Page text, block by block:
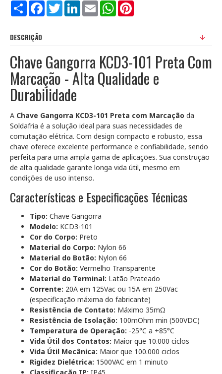
Compartilhar
FacebookTwitterLinkedInEmail WhatsApp
DESCRIÇÃO
Chave Gangorra KCD3-101 Preta Com
Marcação - Alta Qualidade e
Durabilidade
A Chave Gangorra KCD3-101 Preta com Marcação da
Soldafria é a solução ideal para suas necessidades de
comutação elétrica. Com design compacto e robusto, essa
chave oferece excelente performance e confiabilidade, sendo
perfeita para uma ampla gama de aplicações. Sua construção
de alta qualidade garante longa vida útil, mesmo em
condições de uso intenso.
Características e Especificações Técnicas
Tipo: Chave Gangorra
Modelo: KCD3-101
Cor do Corpo: Preto
Material do Corpo: Nylon 66
Material do Botão: Nylon 66
Cor do Botão: Vermelho Transparente
Material do Terminal: Latão Prateado
Corrente: 20A em 125Vac ou 15A em 250Vac
(especificação máxima do fabricante)
Resistência de Contato: Máximo 35mΩ
Resistência de Isolação: 100mOhm min (500VDC)
Temperatura de Operação: -25°C a +85°C
Vida Útil dos Contatos: Maior que 10.000 ciclos
Vida Útil Mecânica: Maior que 100.000 ciclos
Rigidez Dielétrica: 1500VAC em 1 minuto